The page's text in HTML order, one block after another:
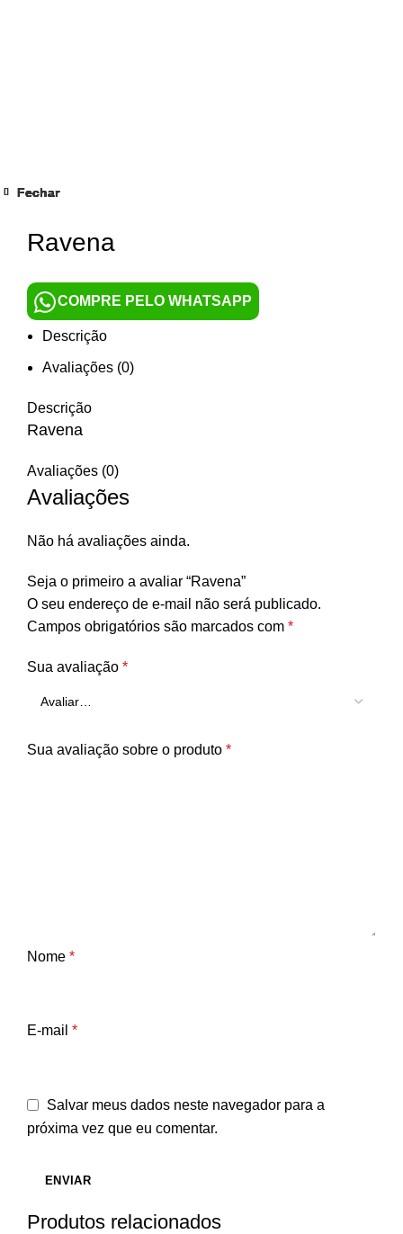
Ravena
COMPRE PELO WHATSAPP
Descrição
Avaliações (0)
Descrição
Ravena
Avaliações (0)
Avaliações
Não há avaliações ainda.
Seja o primeiro a avaliar “Ravena”
O seu endereço de e-mail não será publicado.
Campos obrigatórios são marcados com *
Sua avaliação *
Sua avaliação sobre o produto *
Nome *
E-mail *
Salvar meus dados neste navegador para a
próxima vez que eu comentar.
Produtos relacionados
Fechar
Fechar
Fechar
Fechar
Fechar
Fechar
Fechar
Fechar